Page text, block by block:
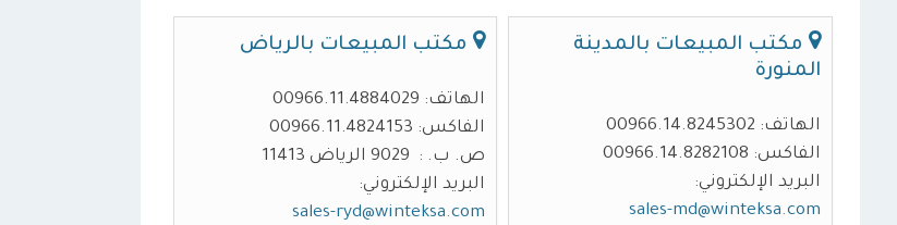
مكتب المبيعات بالمدينة
المنورة
الهاتف: 00966.14.8245302
الفاكس: 00966.14.8282108
البريد الإلكتروني:
sales-md@winteksa.com
مكتب المبيعات بالرياض
الهاتف: 00966.11.4884029
الفاكس: 00966.11.4824153
ص. ب. : 9029 الرياض 11413
البريد الإلكتروني:
sales-ryd@winteksa.com